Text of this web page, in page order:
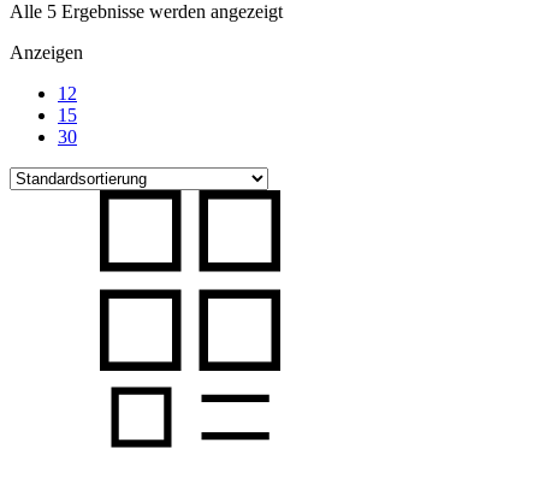
Alle 5 Ergebnisse werden angezeigt
Anzeigen
12
15
30